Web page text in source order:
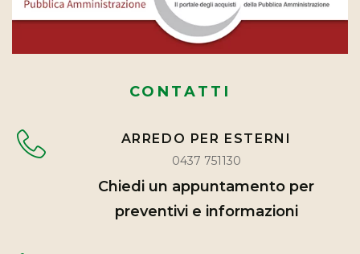
CONTATTI
ARREDO PER ESTERNI
0437 751130
Chiedi un appuntamento per
preventivi e informazioni